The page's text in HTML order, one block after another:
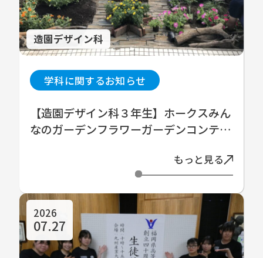
造園デザイン科
学科に関するお知らせ
【造園デザイン科３年生】ホークスみん
なのガーデンフラワーガーデンコンテス
もっと見る
2026
07.27